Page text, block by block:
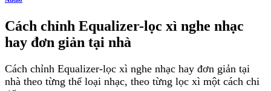
Cách chỉnh Equalizer-lọc xì nghe nhạc
hay đơn giản tại nhà
Cách chỉnh Equalizer-lọc xì nghe nhạc hay đơn giản tại
nhà theo từng thể loại nhạc, theo từng lọc xì một cách chi